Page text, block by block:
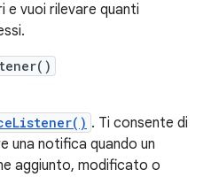
vuoi rilevare quanti
. Ti consente di
una notifica quando un
aggiunto, modificato o